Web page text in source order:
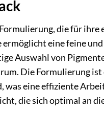
die für ihre
eine feine
Auswahl von
Die Formulierung ist
eine effiziente
die sich optimal an